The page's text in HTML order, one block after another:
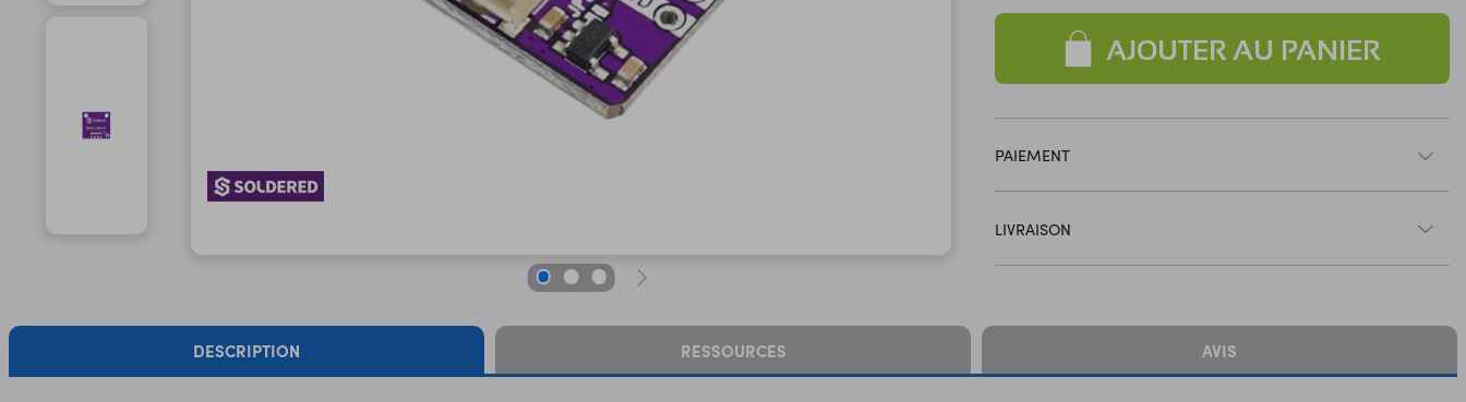
AJOUTER AU PANIER
PAIEMENT
LIVRAISON
DESCRIPTION RESSOURCES AVIS